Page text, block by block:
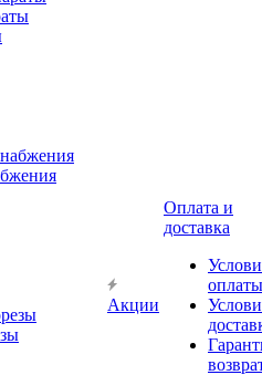
Акции
Оплата и
доставка
оплаты